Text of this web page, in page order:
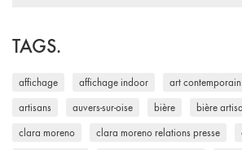
TAGS.
affichage affichage indoor art contemporain
artisans auvers-sur-oise bière bière
clara moreno clara moreno relations presse